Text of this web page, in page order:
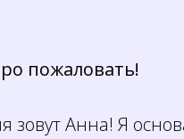
пожаловать!
зовут Анна! Я